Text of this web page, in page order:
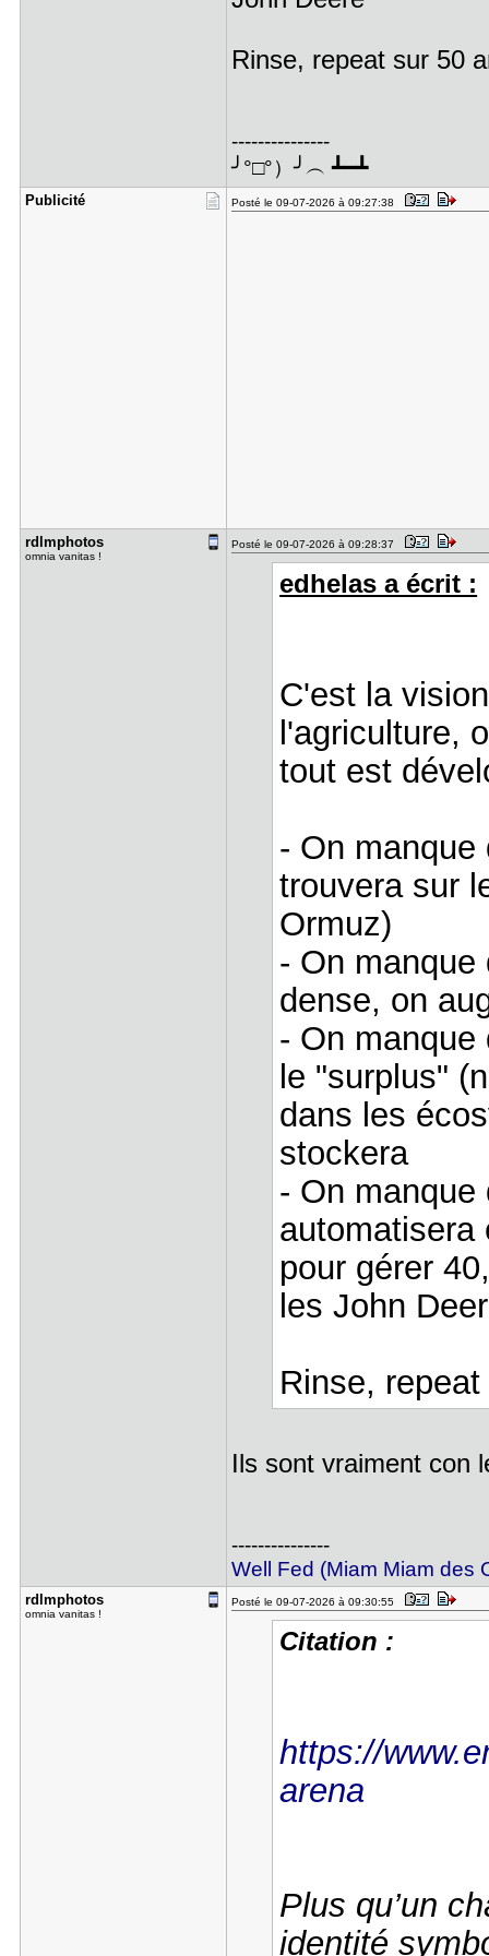
Rinse, repeat sur 50
---------------
╯°□°）╯︵ ┻━┻
Publicité Posté le 09-07-2026 à 09:27:38
rdlmphotos
omnia vanitas !
Posté le 09-07-2026 à 09:28:37
edhelas a écrit :
C'est la
l'agriculture,
tout est
- On
trouvera sur
Ormuz)
- On
dense, on
- On manque
le "surplus"
dans les
stockera
- On manque
automatisera
pour gérer
les John
Rinse,
Ils sont vraiment con
---------------
Well Fed (Miam Miam des
rdlmphotos
omnia vanitas !
Posté le 09-07-2026 à 09:30:55
Citation :
https://
arena
Plus qu’un
identité